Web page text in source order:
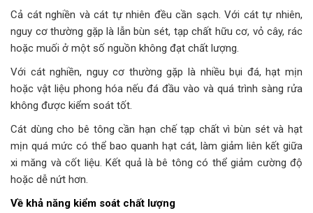
Cả cát nghiền và cát tự nhiên đều cần sạch. Với cát tự nhiên,
nguy cơ thường gặp là lẫn bùn sét, tạp chất hữu cơ, vỏ cây, rác
hoặc muối ở một số nguồn không đạt chất lượng.
Với cát nghiền, nguy cơ thường gặp là nhiều bụi đá, hạt mịn
hoặc vật liệu phong hóa nếu đá đầu vào và quá trình sàng rửa
không được kiểm soát tốt.
Cát dùng cho bê tông cần hạn chế tạp chất vì bùn sét và hạt
mịn quá mức có thể bao quanh hạt cát, làm giảm liên kết giữa
xi măng và cốt liệu. Kết quả là bê tông có thể giảm cường độ
hoặc dễ nứt hơn.
Về khả năng kiểm soát chất lượng